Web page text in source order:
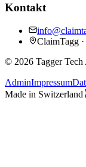
Kontakt
ClaimTagg
© 2026 Tagger Tech
AdminImpressum
Made in Switzerland